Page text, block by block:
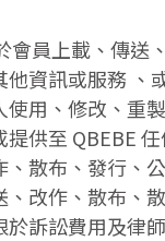
會員上載、傳
資訊或服務 、
用、修改、重
供至 QBEBE
散布、發行、
改作、散布、
訴訟費用及律